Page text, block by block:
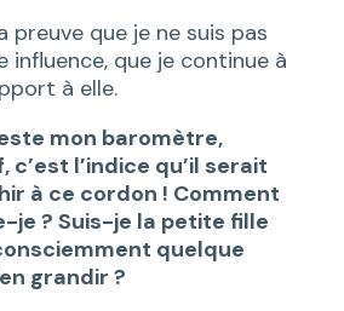
preuve que je ne suis pas
que je continue à
à elle.
mon baromètre,
c’est l’indice qu’il serait
à ce cordon ! Comment
je ? Suis-je la petite fille
quelque
grandir ?